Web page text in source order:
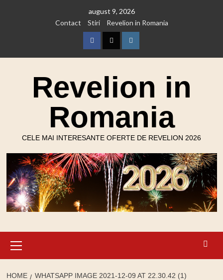
august 9, 2026
Contact
Stiri Revelion in Romania
FacebookTwitterInstagram
Revelion in
Romania
CELE MAI INTERESANTE OFERTE DE REVELION 2026
Menu
HOME WHATSAPP IMAGE 2021-12-09 AT 22.30.42 (1)